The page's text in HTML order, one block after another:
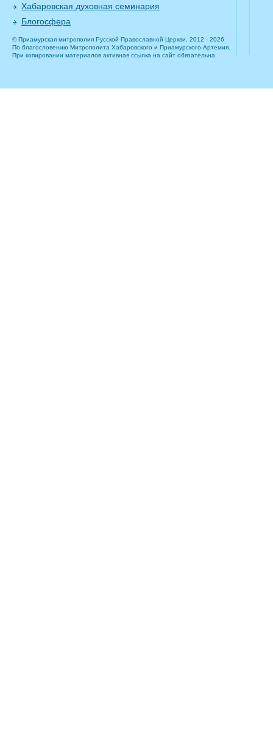
Хабаровская духовная семинария
Блогосфера
© Приамурская митрополия Русской Православной Церкви, 2012 - 2026
По благословению Митрополита Хабаровского и Приамурского Артемия.
При копировании материалов активная ссылка на сайт обязательна.